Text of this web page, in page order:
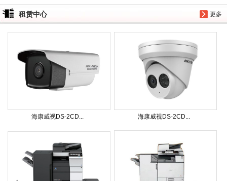
更多
租赁中心
海康威视DS-2CD... 海康威视DS-2CD...